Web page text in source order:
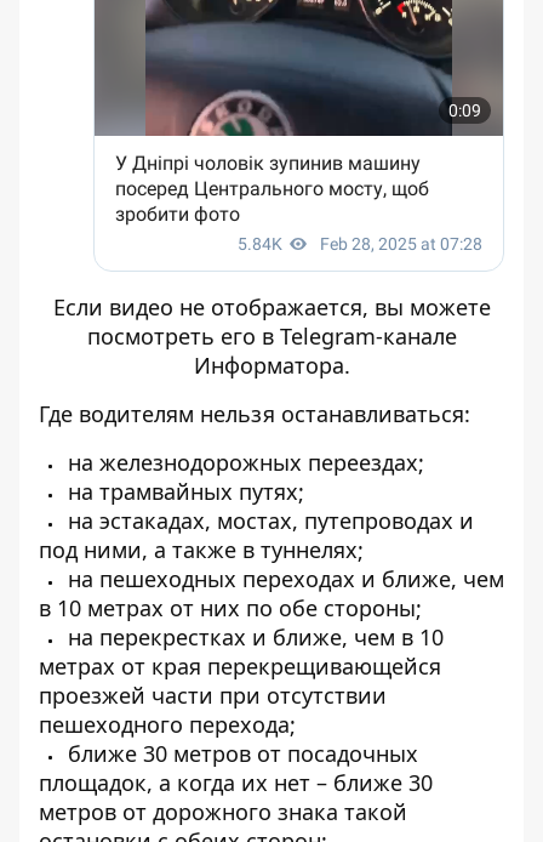
Если видео не отображается, вы можете
посмотреть его в Telegram-канале
Информатора.
Где водителям нельзя останавливаться:
на железнодорожных переездах;
на трамвайных путях;
на эстакадах, мостах, путепроводах и
под ними, а также в туннелях;
на пешеходных переходах и ближе, чем
в 10 метрах от них по обе стороны;
на перекрестках и ближе, чем в 10
метрах от края перекрещивающейся
проезжей части при отсутствии
пешеходного перехода;
ближе 30 метров от посадочных
площадок, а когда их нет – ближе 30
метров от дорожного знака такой